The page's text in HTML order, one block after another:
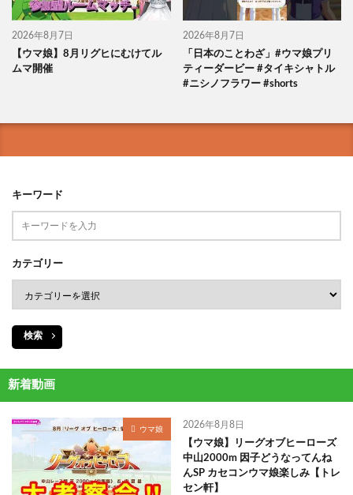
2026年8月7日
【ウマ娘】8月リグヒにむけてル
ムマ開催
2026年8月7日
「日本のことわざ」#ウマ娘プリ
ティーダービー #タイキシャトル
#ニシノフラワー #shorts
キーワード
カテゴリー
検索
新着動画
ウマ娘 2026年8月8日
【ウマ娘】リーグオブヒーローズ
中山2000m 因子どうなってんね
んSP カセコンウマ娘楽しみ【トレ
セン軒】